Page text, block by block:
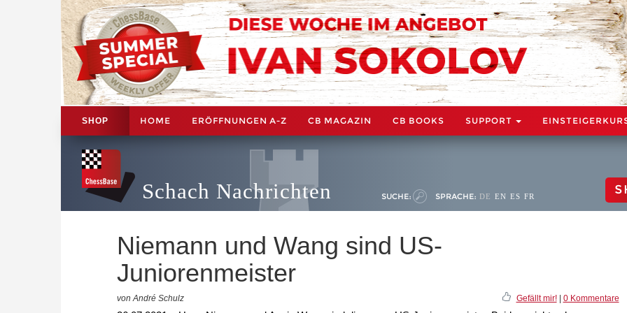
SHOP HOME ERÖFFNUNGEN A-Z CB MAGAZIN CB BOOKS SUPPORT
Schach Nachrichten SUCHE: SPRACHE: DE EN ES FR
Niemann und Wang sind US-
Juniorenmeister
von André Schulz Gefällt mir!| 0 Kommentare